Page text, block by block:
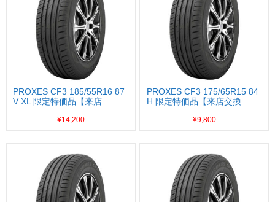
PROXES CF3 185/55R16 87
V XL 限定特価品【来店...
¥14,200
PROXES CF3 175/65R15 84
H 限定特価品【来店交換...
¥9,800